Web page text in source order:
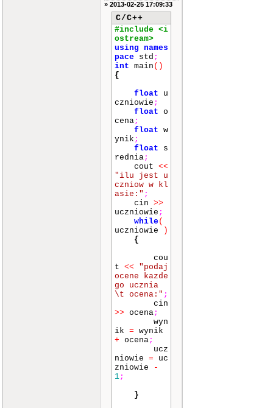
» 2013-02-25 17:09:33
C/C++
#include <i
ostream>
using names
pace std ;
int main ()
{
float u
czniowie ;
float o
cena;
float w
ynik ;
float s
rednia;
cout <<
"ilu jest u
czniow w kl
asie:" ;
cin >>
uczniowie ;
while(
uczniowie
)
{
cou
t <<
"podaj
ocene kazde
go ucznia
\t ocena:" ;
cin
>> ocena;
wyn
ik = wynik
+ ocena;
ucz
niowie = uc
zniowie
-
1;
}